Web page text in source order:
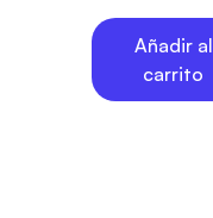
Añadir al
carrito